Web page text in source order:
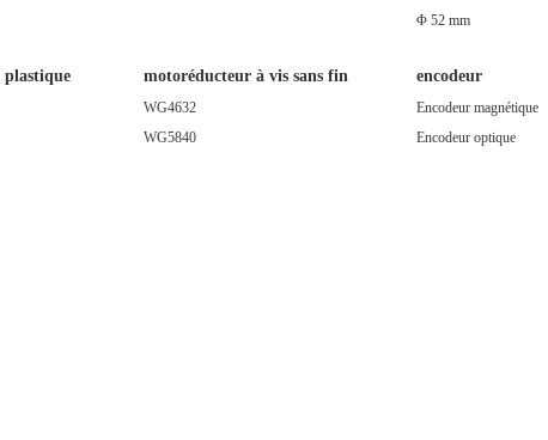
Φ 52 mm
plastique motoréducteur à vis sans fin
WG4632
WG5840
encodeur
Encodeur magnétique
Encodeur optique